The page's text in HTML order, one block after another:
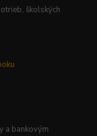
školských
a bankovým